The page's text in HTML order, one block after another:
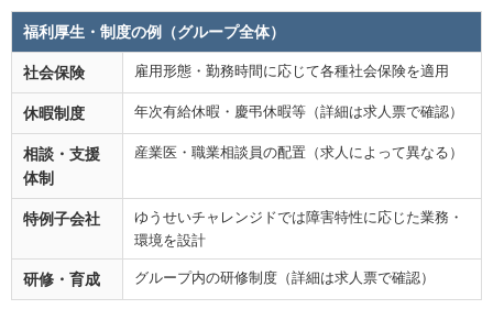
福利厚生・制度の例（グループ全体）
社会保険 雇用形態・勤務時間に応じて各種社会保険を適用
休暇制度 年次有給休暇・慶弔休暇等（詳細は求人票で確認）
相談・支援
体制
産業医・職業相談員の配置（求人によって異なる）
特例子会社
ゆうせいチャレンジドでは障害特性に応じた業務・
環境を設計
研修・育成 グループ内の研修制度（詳細は求人票で確認）